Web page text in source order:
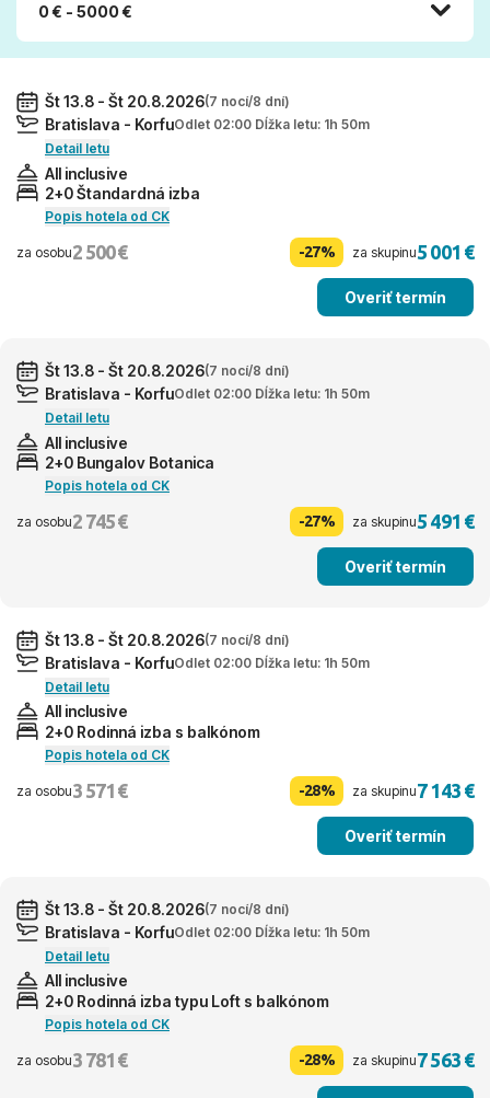
0 € - 5000 €
Št 13.8 - Št 20.8.2026(7 nocí/8 dní)
Bratislava - KorfuOdlet 02:00 Dĺžka letu: 1h 50m
Detail letu
All inclusive
2+0 Štandardná izba
Popis hotela od CK
za osobu2 500 € -27% za skupinu5 001 €
Overiť termín
Št 13.8 - Št 20.8.2026(7 nocí/8 dní)
Bratislava - KorfuOdlet 02:00 Dĺžka letu: 1h 50m
Detail letu
All inclusive
2+0 Bungalov Botanica
Popis hotela od CK
za osobu2 745 € -27% za skupinu5 491 €
Overiť termín
Št 13.8 - Št 20.8.2026(7 nocí/8 dní)
Bratislava - KorfuOdlet 02:00 Dĺžka letu: 1h 50m
Detail letu
All inclusive
2+0 Rodinná izba s balkónom
Popis hotela od CK
za osobu3 571 € -28% za skupinu7 143 €
Overiť termín
Št 13.8 - Št 20.8.2026(7 nocí/8 dní)
Bratislava - KorfuOdlet 02:00 Dĺžka letu: 1h 50m
Detail letu
All inclusive
2+0 Rodinná izba typu Loft s balkónom
Popis hotela od CK
za osobu3 781 € -28% za skupinu7 563 €